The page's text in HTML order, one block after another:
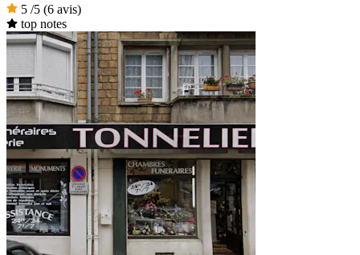
5 /5 (6 avis)
top notes